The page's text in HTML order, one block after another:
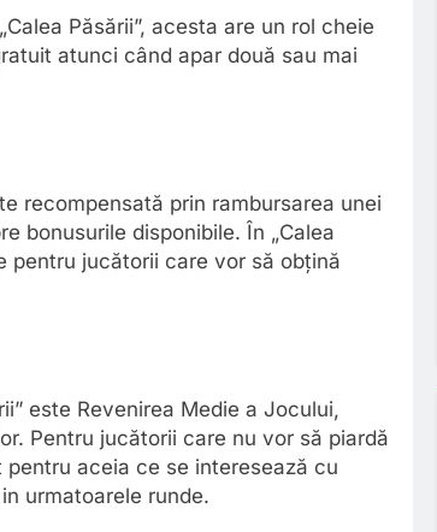
Păsării”, acesta are un rol cheie
atunci când apar două sau mai
recompensată prin rambursarea unei
bonusurile disponibile. În „Calea
pentru jucătorii care vor să obțină
este Revenirea Medie a Jocului,
Pentru jucătorii care nu vor să piardă
aceia ce se interesează cu
urmatoarele runde.